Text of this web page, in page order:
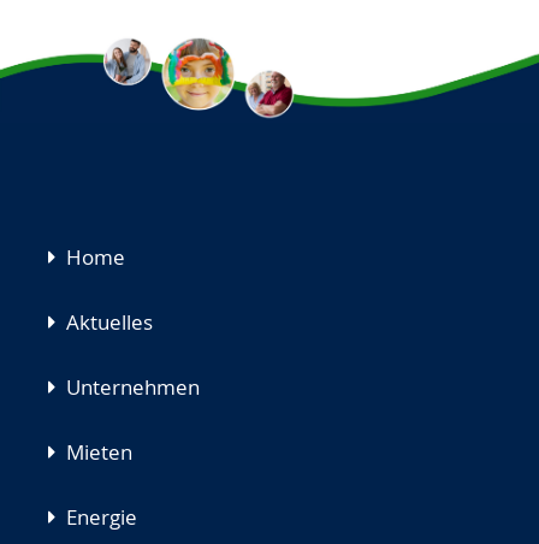
Navigation
Home
Aktuelles
Unternehmen
Mieten
Energie